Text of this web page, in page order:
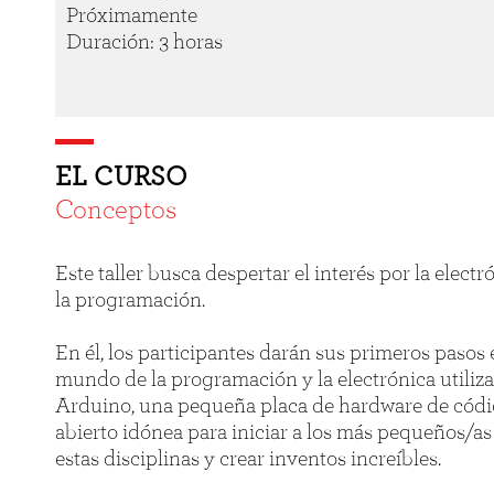
Próximamente
Duración: 3 horas
EL CURSO
Conceptos
Este taller busca despertar el interés por la
la programación.
En él, los participantes darán sus primeros pasos
mundo de la programación y la electrónica
Arduino, una pequeña placa de hardware de
abierto idónea para iniciar a los más pequeños/
estas disciplinas y crear inventos increíbles.